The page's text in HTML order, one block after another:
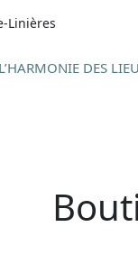
Linières
L’HARMONIE DES